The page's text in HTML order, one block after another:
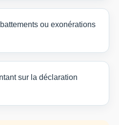
ou exonérations
sur la déclaration